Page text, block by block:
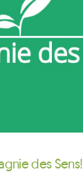
des Sens!